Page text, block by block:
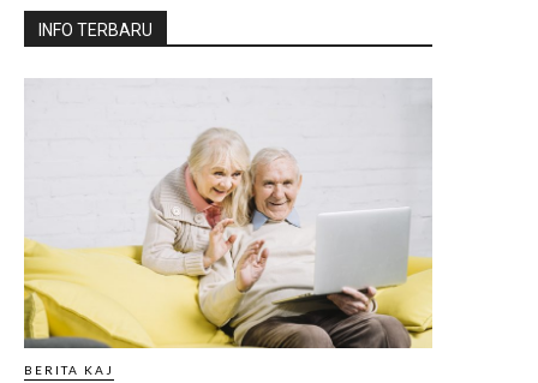
INFO TERBARU
BERITA KAJ